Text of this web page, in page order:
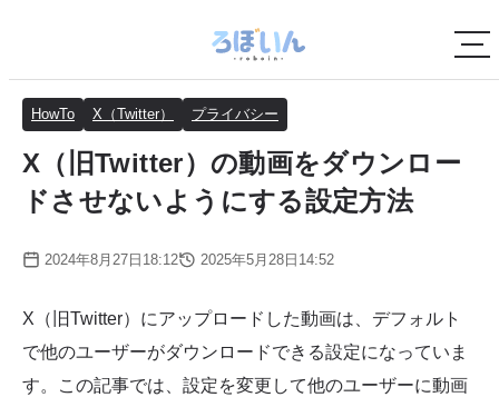
HowTo X（Twitter） プライバシー
X（旧Twitter）の動画をダウンロー
ドさせないようにする設定方法
2024年8月27日18:12 2025年5月28日14:52
X（旧Twitter）にアップロードした動画は、デフォルト
で他のユーザーがダウンロードできる設定になっていま
す。この記事では、設定を変更して他のユーザーに動画